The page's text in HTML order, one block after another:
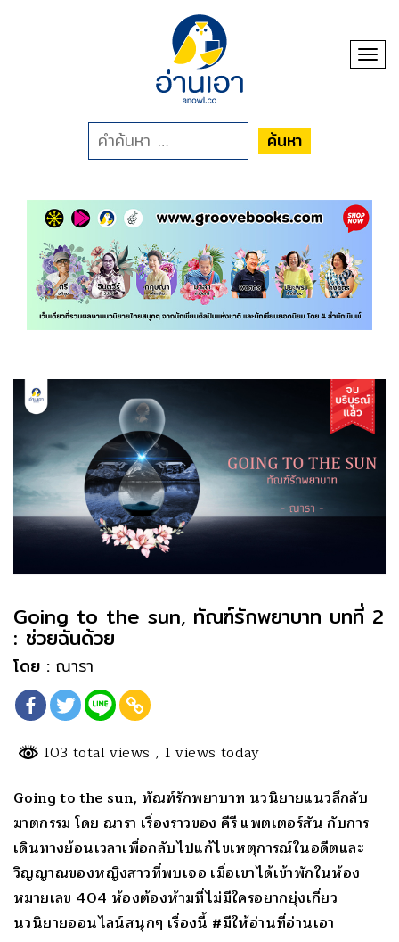
ค้นหา
Going to the sun, ทัณฑ์รักพยาบาท บทที่ 2
: ช่วยฉันด้วย
โดย : ณารา
103 total views , 1 views today
Going to the sun, ทัณฑ์รักพยาบาท นวนิยายแนวลึกลับ
ฆาตกรรม โดย ณารา เรื่องราวของ คีรี แพตเตอร์สัน กับการ
เดินทางย้อนเวลาเพื่อกลับไปแก้ไขเหตุการณ์ในอดีตและ
วิญญาณของหญิงสาวที่พบเจอ เมื่อเขาได้เข้าพักในห้อง
หมายเลข 404 ห้องต้องห้ามที่ไม่มีใครอยากยุ่งเกี่ยว
นวนิยายออนไลน์สนุกๆ เรื่องนี้ #มีให้อ่านที่อ่านเอา